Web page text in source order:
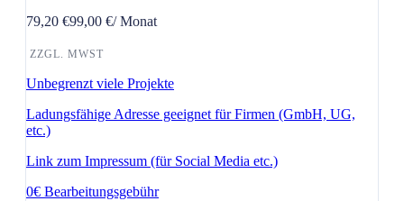
79,20 €99,00 €/ Monat
ZZGL. MWST
Unbegrenzt viele Projekte
Ladungsfähige Adresse geeignet für Firmen (GmbH, UG,
etc.)
Link zum Impressum (für Social Media etc.)
0€ Bearbeitungsgebühr